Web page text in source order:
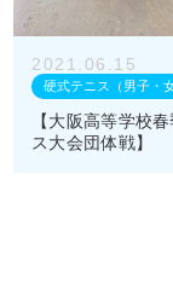
2021.06.15
硬式テニス（男子・
【大阪高等学校
ス大会団体戦】